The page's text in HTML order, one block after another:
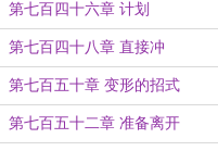
第七百四十六章 计划
第七百四十八章 直接冲
第七百五十章 变形的招式
第七百五十二章 准备离开